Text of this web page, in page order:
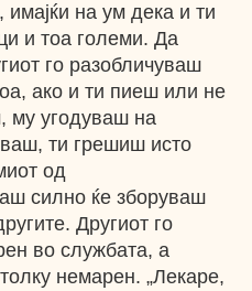
на ум дека и ти
и тоа големи. Да
го разобличуваш
ако и ти пиеш или не
му угодуваш на
ти грешиш исто
од
силно ќе зборуваш
Другиот го
во службата, а
немарен. „Лекаре,